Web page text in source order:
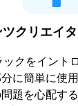
ツクリエイ
クをイント
に簡単に使
題を心配す